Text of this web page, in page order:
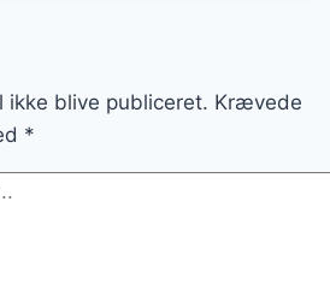
ikke blive publiceret. Krævede
*